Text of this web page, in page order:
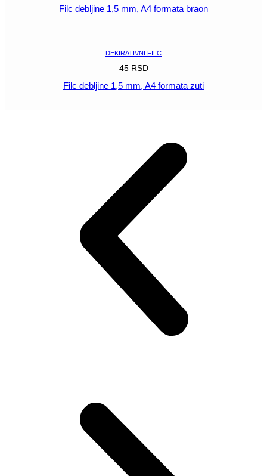
Filc debljine 1,5 mm, A4 formata braon
DEKIRATIVNI FILC
45 RSD
Filc debljine 1,5 mm, A4 formata zuti